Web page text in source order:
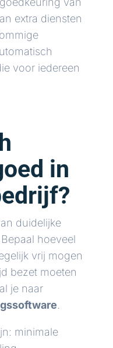
extra diensten
voor iedereen
in
duidelijke
hoeveel
vrij mogen
bezet moeten
je naar
.
minimale